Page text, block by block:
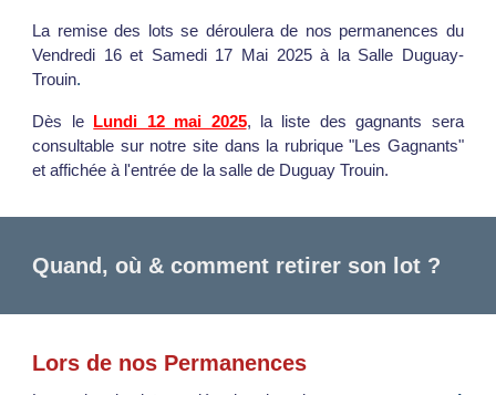
La remise des lots se déroulera de nos permanences du
Vendredi 16 et Samedi 17 Mai 2025 à la Salle Duguay-
Trouin.
Dès le Lundi 12 mai 2025, la liste des gagnants sera
consultable sur notre site dans la rubrique "Les Gagnants"
et affichée à l'entrée de la salle de Duguay Trouin.
Quand, où & comment retirer son lot ?
Lors de nos Permanences